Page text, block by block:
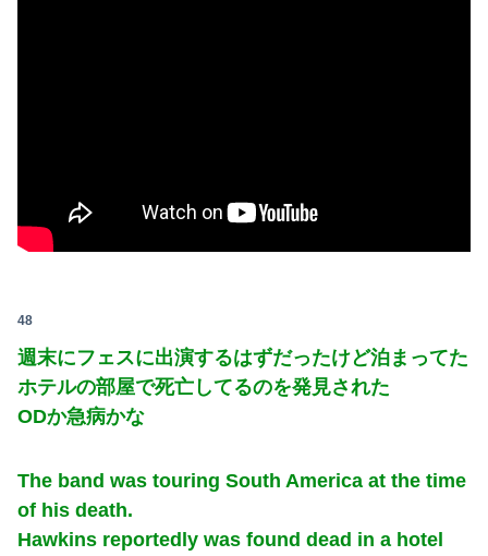
48
週末にフェスに出演するはずだったけど泊まってた
ホテルの部屋で死亡してるのを発見された
ODか急病かな
The band was touring South America at the time
of his death.
Hawkins reportedly was found dead in a hotel